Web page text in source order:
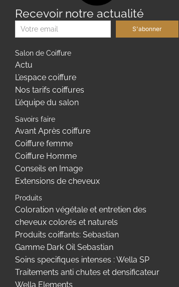
Recevoir notre actualité
S'abonner
Salon de Coiffure
Actu
L’espace coiffure
Nos tarifs coiffures
L’équipe du salon
Savoirs faire
Avant Après coiffure
Coiffure femme
Coiffure Homme
Conseils en Image
Extensions de cheveux
Produits
Coloration végétale et entretien des
cheveux colorés et naturels
Produits coiffants: Sebastian
Gamme Dark Oil Sebastian
Soins specifiques intenses : Wella SP
Traitements anti chutes et densificateur
Wella Elements